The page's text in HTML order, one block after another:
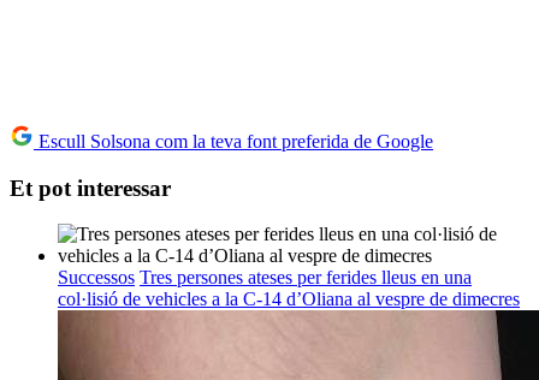
Escull Solsona com la teva font preferida de Google
Et pot interessar
Successos Tres persones ateses per ferides lleus en una
col·lisió de vehicles a la C-14 d’Oliana al vespre de dimecres